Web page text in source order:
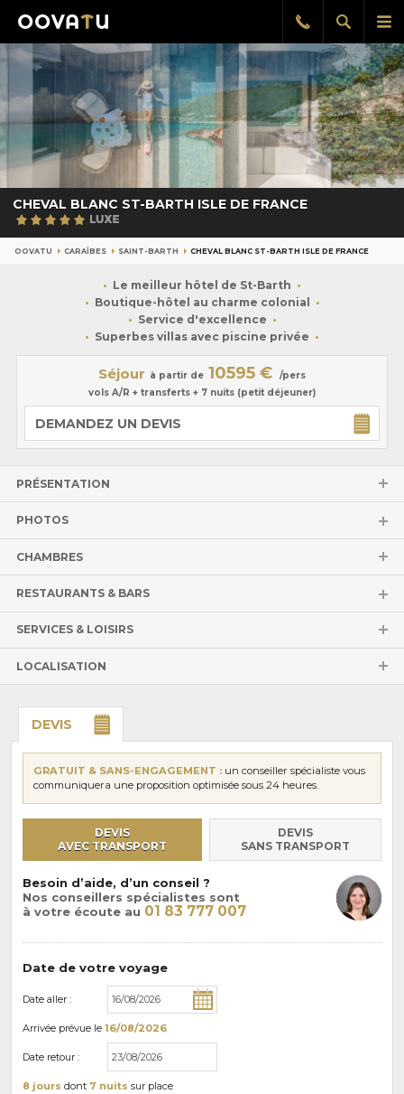
le
Afficher
la
Rappel
gratuit
CHEVAL BLANC ST-BARTH ISLE DE FRANCE
OOVATU CARAÏBES SAINT-BARTH CHEVAL BLANC ST-BARTH ISLE DE FRANCE
Le meilleur hôtel de St-Barth
Boutique-hôtel au charme colonial
Service d'excellence
Superbes villas avec piscine privée
Séjour à partir de 10595 €
/pers
vols A/R + transferts + 7 nuits (petit déjeuner)
DEMANDEZ UN DEVIS
PRÉSENTATION
PHOTOS
CHAMBRES
RESTAURANTS & BARS
SERVICES & LOISIRS
LOCALISATION
DEVIS
GRATUIT & SANS-ENGAGEMENT : un conseiller spécialiste vous
communiquera une proposition optimisée sous 24 heures.
DEVIS
AVEC TRANSPORT
DEVIS
SANS TRANSPORT
Besoin d’aide, d’un conseil ?
Nos conseillers spécialistes sont
à votre écoute au 01 83 777 007
Date de votre voyage
Date aller :
Arrivée prévue le 16/08/2026
Date retour :
8 jours dont 7 nuits sur place